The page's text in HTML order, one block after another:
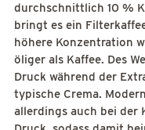
durchschnittlich 10 %
bringt es ein
höhere Konzentration
öliger als Kaffee. Des
Druck während der
typische Crema.
allerdings auch bei der